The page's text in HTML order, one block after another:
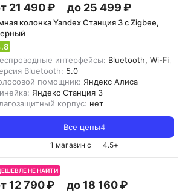
21 490 ₽ до 25 499 ₽
колонка Yandex Станция 3 с Zigbee,
интерфейсы: Bluetooth, Wi-Fi,
Bluetooth: 5.0
помощник: Яндекс Алиса
Яндекс Станция 3
корпус: нет
Все цены4
1 магазин с 4.5+
НЕ НАЙТИ
12 790 ₽ до 18 160 ₽